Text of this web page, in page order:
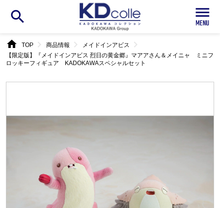
search
home TOPchevron_right 商品情報chevron_right メイドインアビス chevron_right
【限定版】『メイドインアビス 烈日の黄金郷』マアアさん＆メイニャ ミニフ
ロッキーフィギュア KADOKAWAスペシャルセット